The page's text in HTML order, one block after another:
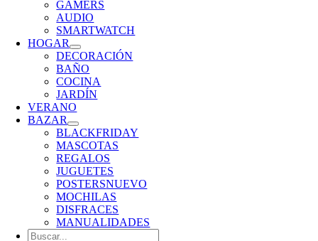
GAMERS
AUDIO
SMARTWATCH
HOGAR
DECORACIÓN
BAÑO
COCINA
JARDÍN
VERANO
BAZAR
BLACKFRIDAY
MASCOTAS
REGALOS
JUGUETES
POSTERSNUEVO
MOCHILAS
DISFRACES
MANUALIDADES
Buscar: